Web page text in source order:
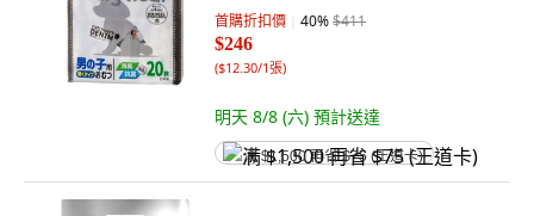
首購折扣價 40%$411
$246
($12.30/1張)
明天 8/8 (六) 預計送達
满 $1,500 再省 $75 (王道卡)